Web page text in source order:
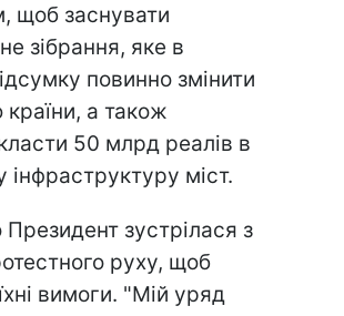
щоб заснувати
зібрання, яке в
повинно змінити
країни, а також
50 млрд реалів в
інфраструктуру міст.
зустрілася з
руху, щоб
вимоги. "Мій уряд